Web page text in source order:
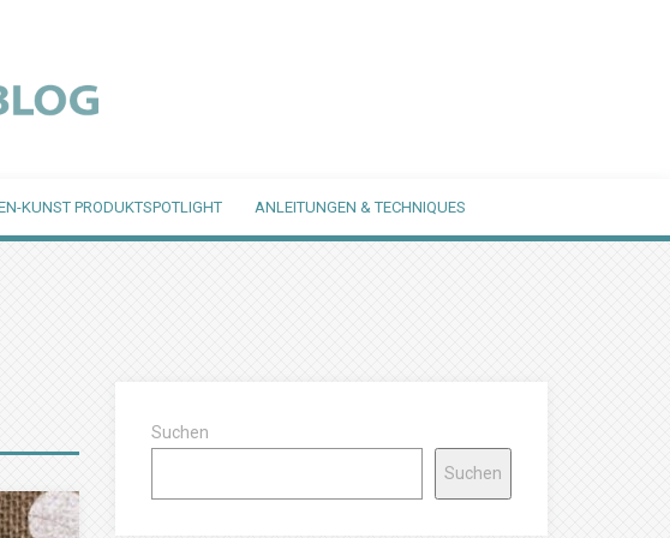
KUNST PRODUKTSPOTLIGHT ANLEITUNGEN & TECHNIQUES
Suchen
Suchen